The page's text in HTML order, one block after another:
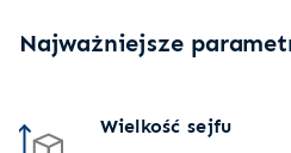
Najważniejsze
Wielkość sejfu